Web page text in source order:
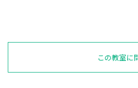
この教室に